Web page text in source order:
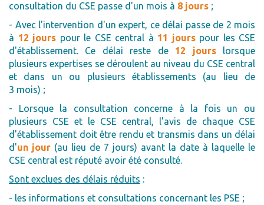
consultation du CSE passe d'un mois à 8 jours ;
- Avec l'intervention d'un expert, ce délai passe de 2 mois
à 12 jours pour le CSE central à 11 jourspour les CSE
d'établissement. Ce délai reste de 12 jourslorsque
plusieurs expertises se déroulent au niveau du CSE central
et dans un ou plusieurs établissements (au lieu de
3 mois) ;
- Lorsque la consultation concerne à la fois un ou
plusieurs CSE et le CSE central, l'avis de chaque CSE
d'établissement doit être rendu et transmis dans un délai
d'un jour (au lieu de 7 jours) avant la date à laquelle le
CSE central est réputé avoir été consulté.
Sont exclues des délais réduits :
- les informations et consultations concernant les PSE ;